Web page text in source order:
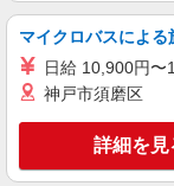
キープ
アルバイト パート
マイクロバスによ
日給 10,900円〜
神戸市須磨区
詳細を見